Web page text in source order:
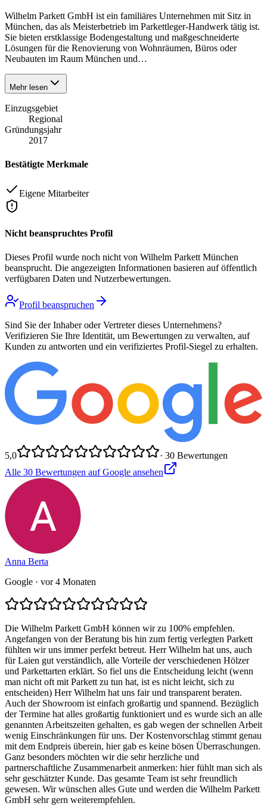
Wilhelm Parkett GmbH ist ein familiäres Unternehmen mit Sitz in
München, das als Meisterbetrieb im Parkettleger-Handwerk tätig ist.
Sie bieten erstklassige Bodengestaltung und maßgeschneiderte
Lösungen für die Renovierung von Wohnräumen, Büros oder
Neubauten im Raum München und…
Mehr lesen
Einzugsgebiet
Regional
Gründungsjahr
2017
Bestätigte Merkmale
Eigene Mitarbeiter
Nicht beanspruchtes Profil
Dieses Profil wurde noch nicht von Wilhelm Parkett München
beansprucht. Die angezeigten Informationen basieren auf öffentlich
verfügbaren Daten und Nutzerbewertungen.
Profil beanspruchen
Sind Sie der Inhaber oder Vertreter dieses Unternehmens?
Verifizieren Sie Ihre Identität, um Bewertungen zu verwalten, auf
Kunden zu antworten und ein verifiziertes Profil-Siegel zu erhalten.
5,0 · 30 Bewertungen
Alle 30 Bewertungen auf Google ansehen
Anna Berta
Google · vor 4 Monaten
Die Wilhelm Parkett GmbH können wir zu 100% empfehlen.
Angefangen von der Beratung bis hin zum fertig verlegten Parkett
fühlten wir uns immer perfekt betreut. Herr Wilhelm hat uns, auch
für Laien gut verständlich, alle Vorteile der verschiedenen Hölzer
und Parkettarten erklärt. So fiel uns die Entscheidung leicht (wenn
man nicht oft mit Parkett zu tun hat, ist es nicht leicht, sich zu
entscheiden) Herr Wilhelm hat uns fair und transparent beraten.
Auch der Showroom ist einfach großartig und spannend. Bezüglich
der Termine hat alles großartig funktioniert und es wurde sich an alle
genannten Arbeitszeiten gehalten, es gab wegen der schnellen Arbeit
wenig Einschränkungen für uns. Der Kostenvorschlag stimmt genau
mit dem Endpreis überein, hier gab es keine bösen Überraschungen.
Ganz besonders möchten wir die sehr herzliche und
partnerschaftliche Zusammenarbeit anmerken: hier fühlt man sich als
sehr geschätzter Kunde. Das gesamte Team ist sehr freundlich
gewesen. Wir wünschen alles Gute und werden die Wilhelm Parkett
GmbH sehr gern weiterempfehlen.